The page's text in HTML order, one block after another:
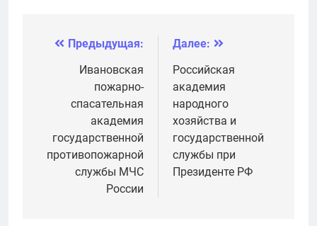
службы при
Президенте РФ
службы при
Президенте РФ
Навигация
записям
Предыдущая:
Ивановская
пожарно-
спасательная
академия
государственной
противопожарной
службы МЧС
России
Далее:
Российская
академия
народного
хозяйства и
государственной
службы при
Президенте РФ